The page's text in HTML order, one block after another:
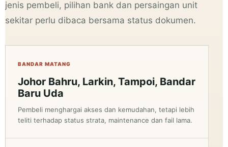
jenis pembeli, pilihan bank dan persaingan unit
sekitar perlu dibaca bersama status dokumen.
BANDAR MATANG
Johor Bahru, Larkin, Tampoi, Bandar
Baru Uda
Pembeli menghargai akses dan kemudahan, tetapi lebih
teliti terhadap status strata, maintenance dan fail lama.